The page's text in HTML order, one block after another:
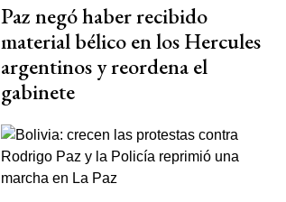
Paz negó haber recibido
material bélico en los Hercules
argentinos y reordena el
gabinete